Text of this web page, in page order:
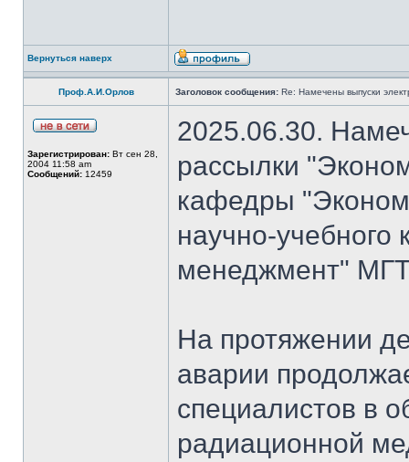
Вернуться наверх
Проф.А.И.Орлов Заголовок сообщения: Re: Намечены выпуски
Зарегистрирован: Вт сен 28,
2004 11:58 am
Сообщений: 12459
2025.06.30.
рассылки
кафедры
научно-
менеджмент"
На протяжении
аварии
специалистов в
радиационной